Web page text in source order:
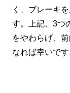
く、ブレーキ
す。上記、3つ
をやわらげ、
なれば幸いです